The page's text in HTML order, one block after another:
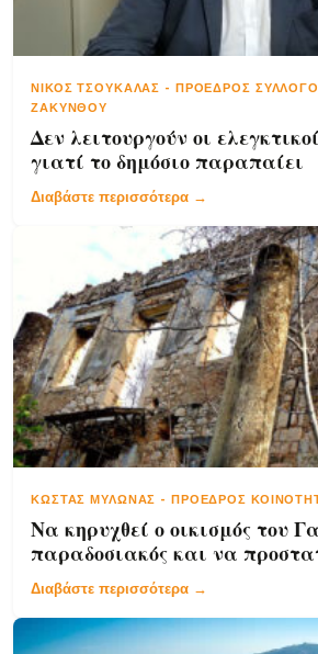
ΝΊΚΟΣ ΤΣΟΥΚΑΛΆΣ - ΠΡΌΕΔΡΟΣ
ΖΑΚΎΝΘΟΥ
Δεν λειτουργούν οι
γιατί το δημόσιο παραπαίει
Διαβάστε περισσότερα →
ΚΏΣΤΑΣ ΜΥΛΩΝΆΣ - ΠΡΌΕΔΡΟΣ
Να κηρυχθεί ο οικισμός του
παραδοσιακός και να
Διαβάστε περισσότερα →